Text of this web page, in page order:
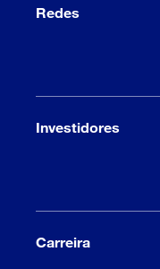
Redes
Investidores
Carreira